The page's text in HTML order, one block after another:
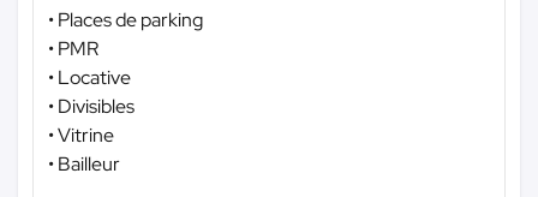
• Places de parking
• PMR
• Locative
• Divisibles
• Vitrine
• Bailleur